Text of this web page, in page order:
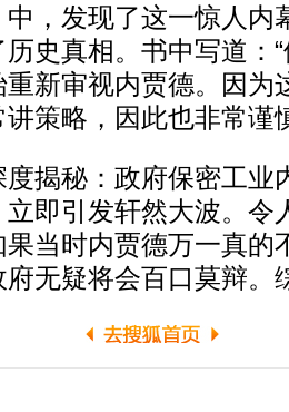
中，发现了这一惊人内
史真相。书中写道：
新审视内贾德。因为
策略，因此也非常谨
秘：政府保密工业
即引发轩然大波。令
当时内贾德万一真的
无疑将会百口莫辩。